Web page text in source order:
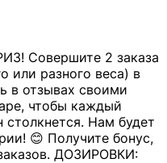
Совершите 2 заказа
или разного веса) в
в отзывах своими
чтобы каждый
Нам будет
😊 Получите бонус,
ДОЗИРОВКИ: